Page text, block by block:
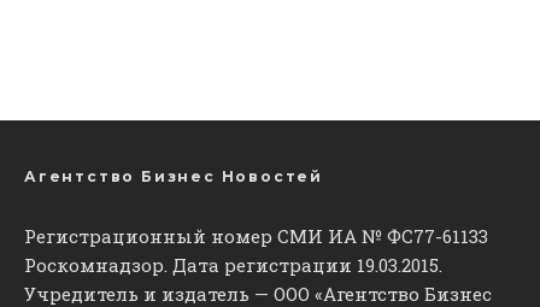
Агентство Бизнес Новостей
Регистрационный номер СМИ ИА № ФС77-61133
Роскомнадзор. Дата регистрации 19.03.2015.
Учредитель и издатель — ООО «Агентство Бизнес